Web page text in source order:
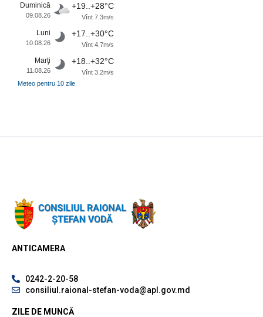
Duminică
09.08.26
+19..+28°C
Vînt 7.3m/s
Luni
10.08.26
+17..+30°C
Vînt 4.7m/s
Marţi
11.08.26
+18..+32°C
Vînt 3.2m/s
Meteo pentru 10 zile
ANTICAMERA
0242-2-20-58
consiliul.raional-stefan-voda@apl.gov.md
ZILE DE MUNCĂ